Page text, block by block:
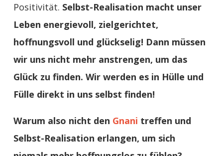
Positivität. Selbst-Realisation macht unser
Leben energievoll, zielgerichtet,
hoffnungsvoll und glückselig! Dann müssen
wir uns nicht mehr anstrengen, um das
Glück zu finden. Wir werden es in Hülle und
Fülle direkt in uns selbst finden!
Warum also nicht den Gnani treffen und
Selbst-Realisation erlangen, um sich